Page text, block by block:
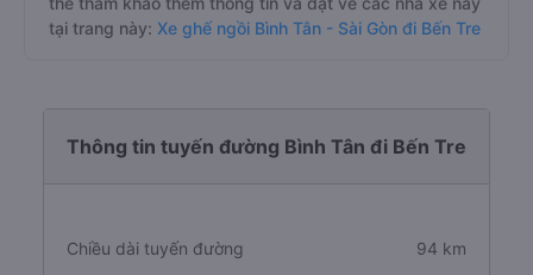
tại trang này: Xe ghế ngồi Bình Tân - Sài Gòn đi Bến Tre
Thông tin tuyến đường Bình Tân đi Bến Tre
Chiều dài tuyến đường 94 km